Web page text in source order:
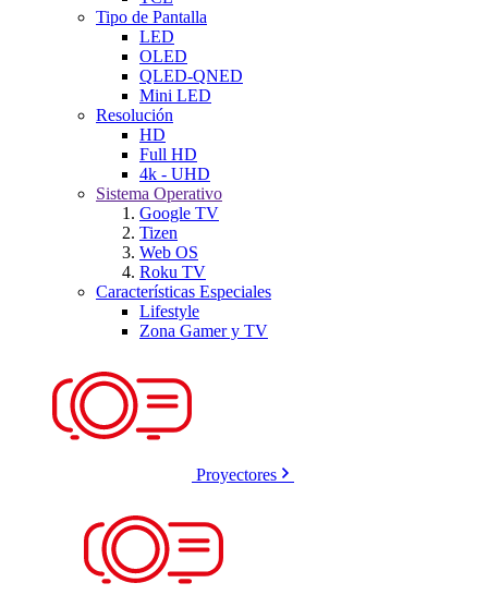
Tipo de Pantalla
LED
OLED
QLED-QNED
Mini LED
Resolución
HD
Full HD
4k - UHD
Sistema Operativo
Google TV
Tizen
Web OS
Roku TV
Características Especiales
Lifestyle
Zona Gamer y TV
Proyectores